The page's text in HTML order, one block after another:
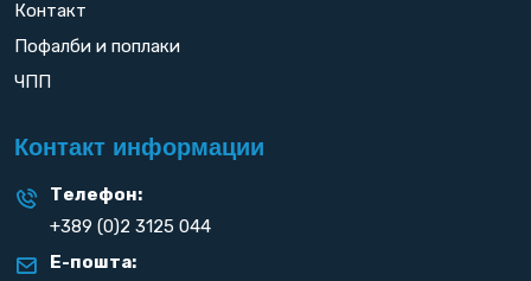
Контакт
Пофалби и поплаки
ЧПП
Контакт информации
Телефон:
+389 (0)2 3125 044
Е-пошта: